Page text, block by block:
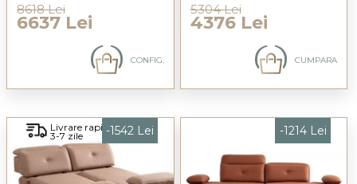
8618 Lei
6637 Lei
CONFIG.
5304 Lei
4376 Lei
CUMPARA
Livrare rapida
3-7 zile -1542 Lei -1214 Lei